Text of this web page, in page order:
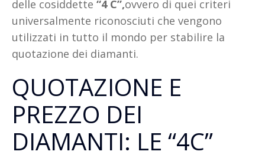
delle cosiddette “4 C”,ovvero di quei criteri
universalmente riconosciuti che vengono
utilizzati in tutto il mondo per stabilire la
quotazione dei diamanti.
QUOTAZIONE E
PREZZO DEI
DIAMANTI: LE “4C”